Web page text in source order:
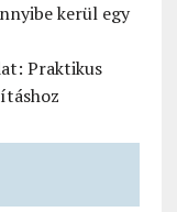
kerül egy
Praktikus